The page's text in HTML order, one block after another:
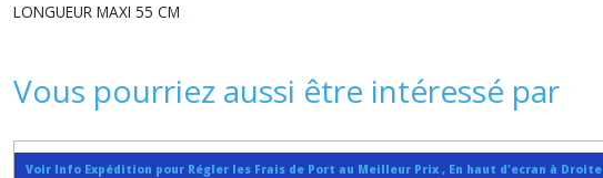
LONGUEUR MAXI 55 CM
Vous pourriez aussi être intéressé par
Voir Info Expédition pour Régler les Frais de Port au Meilleur Prix , En haut d'ecran à Droite